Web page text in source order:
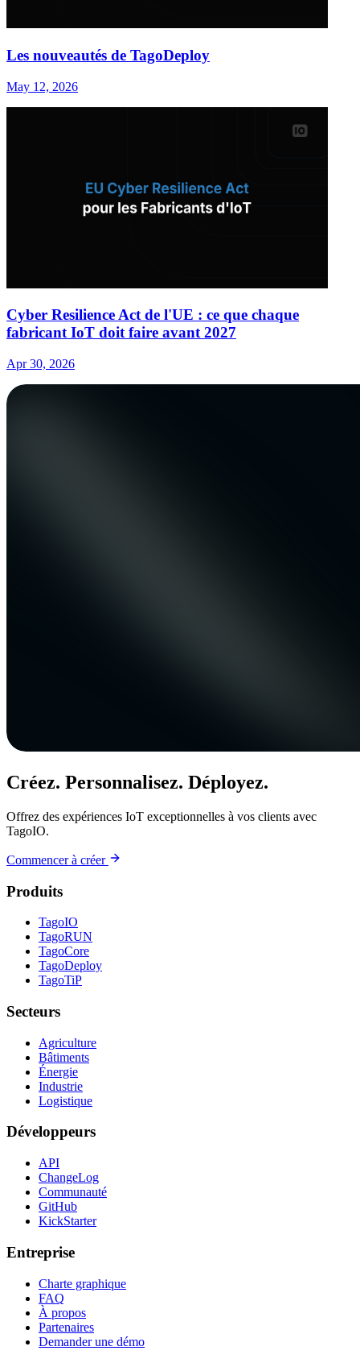
Les nouveautés de TagoDeploy
May 12, 2026
Cyber Resilience Act de l'UE : ce que chaque
fabricant IoT doit faire avant 2027
Apr 30, 2026
Créez. Personnalisez. Déployez.
Offrez des expériences IoT exceptionnelles à vos clients avec
TagoIO.
Commencer à créer
Produits
TagoIO
TagoRUN
TagoCore
TagoDeploy
TagoTiP
Secteurs
Agriculture
Bâtiments
Énergie
Industrie
Logistique
Développeurs
API
ChangeLog
Communauté
GitHub
KickStarter
Entreprise
Charte graphique
FAQ
À propos
Partenaires
Demander une démo